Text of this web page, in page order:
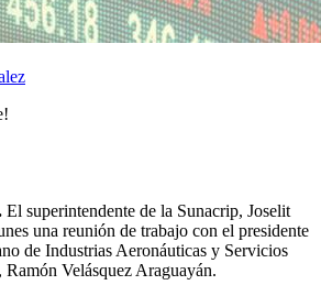
El superintendente de la Sunacrip, Joselit
una reunión de trabajo con el presidente
de Industrias Aeronáuticas y Servicios
Velásquez Araguayán.